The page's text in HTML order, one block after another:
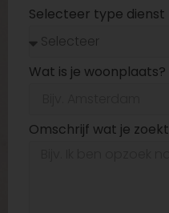
Selecteer type dienst
Wat is je woonplaats?
Omschrijf wat je zoekt